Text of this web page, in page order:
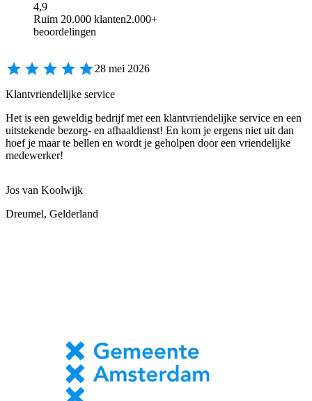
4,9
Ruim 20.000 klanten2.000+
beoordelingen
28 mei 2026
Klantvriendelijke service
Het is een geweldig bedrijf met een klantvriendelijke service en een
uitstekende bezorg- en afhaaldienst! En kom je ergens niet uit dan
hoef je maar te bellen en wordt je geholpen door een vriendelijke
medewerker!
Jos van Koolwijk
Dreumel, Gelderland